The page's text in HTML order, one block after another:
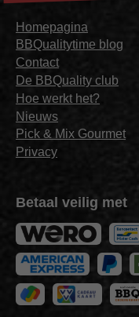
Homepagina
BBQualitytime blog
Contact
De BBQuality club
Hoe werkt het?
Nieuws
Pick & Mix Gourmet
Privacy
Betaal veilig met